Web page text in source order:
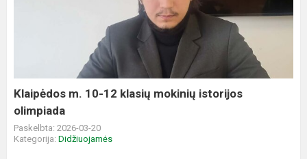
olimpiada
Klaipėdos m. 10-12 klasių mokinių istorijos
olimpiada
Paskelbta: 2026-03-20
Kategorija: Didžiuojamės